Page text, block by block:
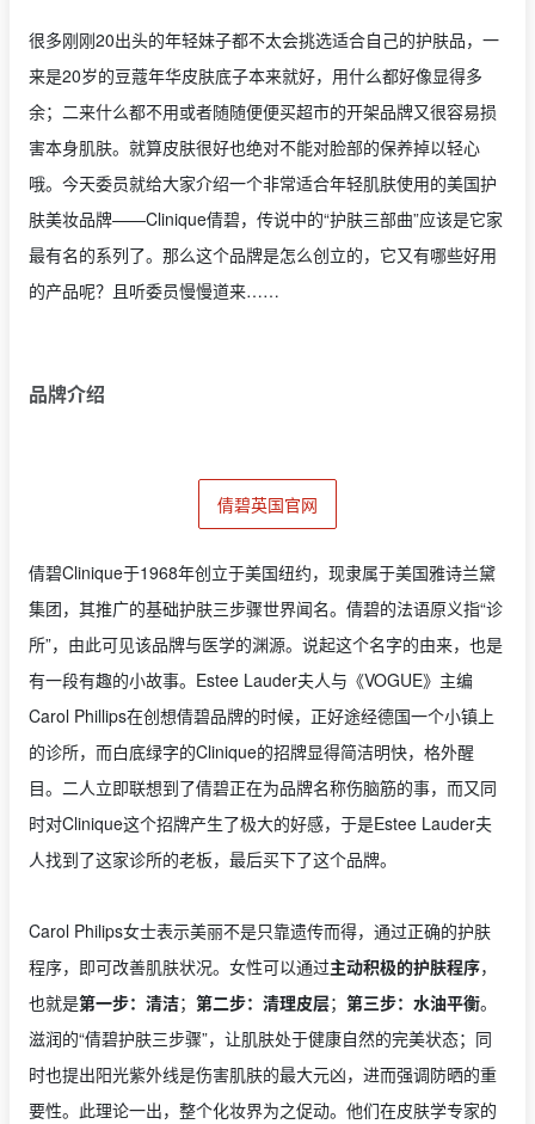
很多刚刚20出头的年轻妹子都不太会挑选适合自己的护肤品，一
来是20岁的豆蔻年华皮肤底子本来就好，用什么都好像显得多
余；二来什么都不用或者随随便便买超市的开架品牌又很容易损
害本身肌肤。就算皮肤很好也绝对不能对脸部的保养掉以轻心
哦。今天委员就给大家介绍一个非常适合年轻肌肤使用的美国护
肤美妆品牌——Clinique倩碧，传说中的“护肤三部曲”应该是它家
最有名的系列了。那么这个品牌是怎么创立的，它又有哪些好用
的产品呢？且听委员慢慢道来……
品牌介绍
倩碧英国官网
倩碧Clinique于1968年创立于美国纽约，现隶属于美国雅诗兰黛
集团，其推广的基础护肤三步骤世界闻名。倩碧的法语原义指“诊
所”，由此可见该品牌与医学的渊源。说起这个名字的由来，也是
有一段有趣的小故事。Estee Lauder夫人与《VOGUE》主编
Carol Phillips在创想倩碧品牌的时候，正好途经德国一个小镇上
的诊所，而白底绿字的Clinique的招牌显得简洁明快，格外醒
目。二人立即联想到了倩碧正在为品牌名称伤脑筋的事，而又同
时对Clinique这个招牌产生了极大的好感，于是Estee Lauder夫
人找到了这家诊所的老板，最后买下了这个品牌。
Carol Philips女士表示美丽不是只靠遗传而得，通过正确的护肤
程序，即可改善肌肤状况。女性可以通过主动积极的护肤程序，
也就是第一步：清洁； 第二步：清理皮层； 第三步：水油平衡。
滋润的“倩碧护肤三步骤”，让肌肤处于健康自然的完美状态；同
时也提出阳光紫外线是伤害肌肤的最大元凶，进而强调防晒的重
要性。此理论一出，整个化妆界为之促动。他们在皮肤学专家的